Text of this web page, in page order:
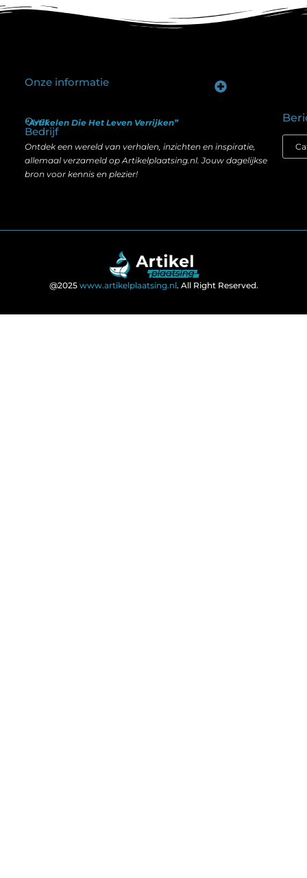
Over
Bedrijf
“Artikelen Die Het Leven Verrijken”
Ontdek een wereld van verhalen, inzichten en inspiratie,
allemaal verzameld op Artikelplaatsing.nl. Jouw dagelijkse
bron voor kennis en plezier!
Onze informatie
@2025 www.artikelplaatsing.nl. All Right Reserved.